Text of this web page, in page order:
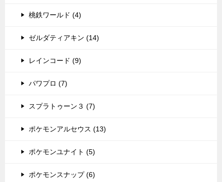
桃鉄ワールド (4)
ゼルダティアキン (14)
レインコード (9)
パワプロ (7)
スプラトゥーン３ (7)
ポケモンアルセウス (13)
ポケモンユナイト (5)
ポケモンスナップ (6)